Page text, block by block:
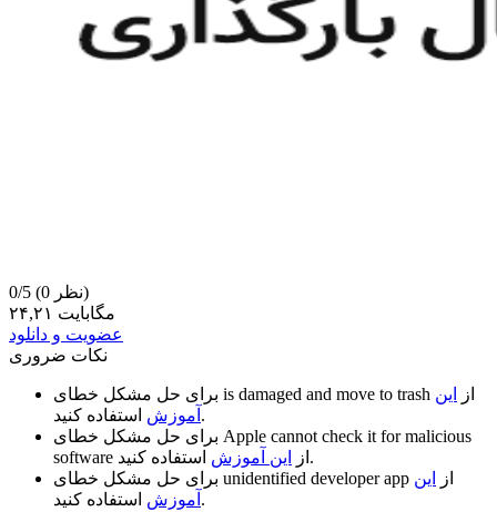
0/5
(0 نظر)
۲۴,۲۱ مگابایت
عضویت و دانلود
نکات ضروری
is damaged and move to trash از
این
آموزش استفاده کنید.
Apple cannot check it for malicious
software
از این آموزش
استفاده کنید.
unidentified developer app از
این
آموزش استفاده کنید.